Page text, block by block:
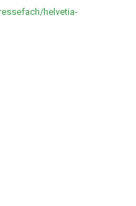
helvetia-